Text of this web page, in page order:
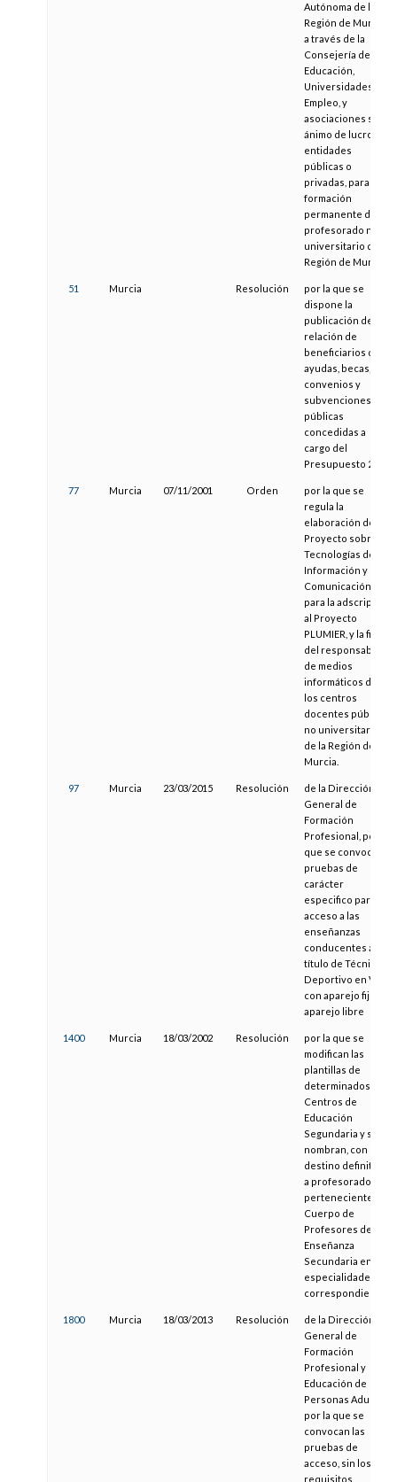
Autónoma de la
Región de Murcia,
a través de la
Consejería de
Educación,
Universidades y
Empleo, y
asociaciones sin
ánimo de lucro,
entidades
públicas o
privadas, para la
formación
permanente del
profesorado no
universitario de la
Región de Murcia
51 Murcia Resolución
por la que se
dispone la
publicación de la
relación de
beneficiarios de
ayudas, becas,
convenios y
subvenciones
públicas
concedidas a
cargo del
Presupuesto 2000.
77 Murcia 07/11/2001 Orden
por la que se
regula la
elaboración del
Proyecto sobre las
Tecnologías de la
Información y la
Comunicación,
para la adscripción
al Proyecto
PLUMIER, y la figura
del responsable
de medios
informáticos de
los centros
docentes públicos
no universitarios
de la Región de
Murcia.
97 Murcia 23/03/2015 Resolución
de la Dirección
General de
Formación
Profesional, por la
que se convoca las
pruebas de
carácter
especifico para el
acceso a las
enseñanzas
conducentes al
título de Técnico
Deportivo en Vela
con aparejo fijo y
aparejo libre
1400 Murcia 18/03/2002 Resolución
por la que se
modifican las
plantillas de
determinados
Centros de
Educación
Segundaria y se
nombran, con
destino definitivo,
a profesorado
perteneciente al
Cuerpo de
Profesores de
Enseñanza
Secundaria en las
especialidades
correspondientes.
1800 Murcia 18/03/2013 Resolución
de la Dirección
General de
Formación
Profesional y
Educación de
Personas Adultas,
por la que se
convocan las
pruebas de
acceso, sin los
requisitos